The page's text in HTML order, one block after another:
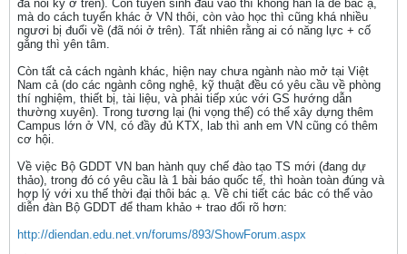
đã nói kỹ ở trên). Còn tuyển sinh đầu vào thì không hẳn là dễ bác ạ,
mà do cách tuyển khác ở VN thôi, còn vào học thì cũng khá nhiều
ngươi bị đuổi về (đã nói ở trên). Tất nhiên rằng ai có năng lực + cố
gắng thì yên tâm.
Còn tất cả cách ngành khác, hiện nay chưa ngành nào mở tại Việt
Nam cả (do các ngành công nghệ, kỹ thuật đều có yêu cầu về phòng
thí nghiệm, thiết bị, tài liệu, và phải tiếp xúc với GS hướng dẫn
thường xuyên). Trong tương lại (hi vọng thế) có thể xây dựng thêm
Campus lớn ở VN, có đầy đủ KTX, lab thì anh em VN cũng có thêm
cơ hội.
Về việc Bộ GDDT VN ban hành quy chế đào tạo TS mới (đang dự
thảo), trong đó có yêu cầu là 1 bài báo quốc tế, thì hoàn toàn đúng và
hợp lý với xu thế thời đại thôi bác ạ. Về chi tiết các bác có thể vào
diễn đàn Bộ GDDT để tham khảo + trao đổi rõ hơn:
http://diendan.edu.net.vn/forums/893/ShowForum.aspx